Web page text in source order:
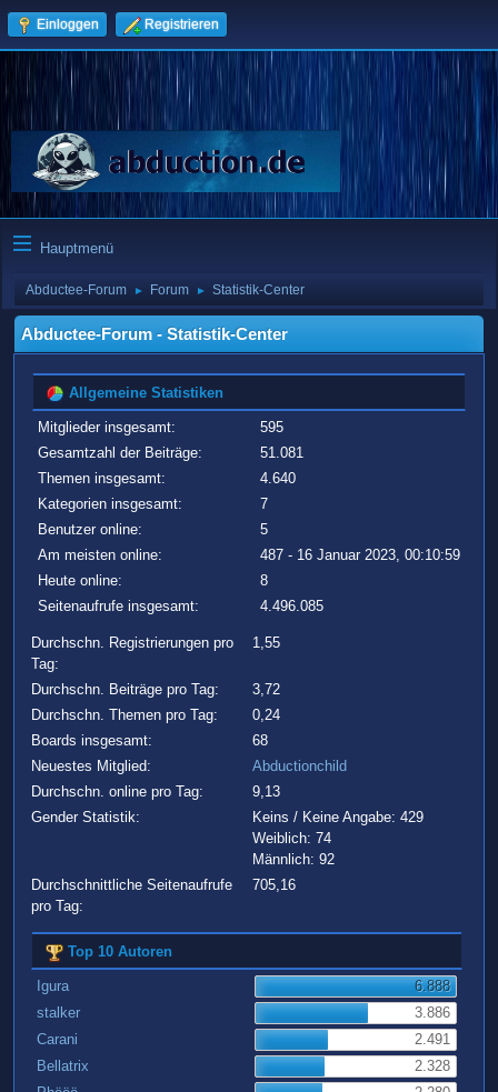
Einloggen Registrieren
Hauptmenü
Abductee-Forum ► Forum ► Statistik-Center
Abductee-Forum - Statistik-Center
Allgemeine Statistiken
Mitglieder insgesamt:
595
Gesamtzahl der Beiträge:
51.081
Themen insgesamt:
4.640
Kategorien insgesamt:
7
Benutzer online:
5
Am meisten online:
487 - 16 Januar 2023, 00:10:59
Heute online:
8
Seitenaufrufe insgesamt:
4.496.085
Durchschn. Registrierungen pro
Tag:
1,55
Durchschn. Beiträge pro Tag:
3,72
Durchschn. Themen pro Tag:
0,24
Boards insgesamt:
68
Neuestes Mitglied:
Abductionchild
Durchschn. online pro Tag:
9,13
Gender Statistik:
Keins / Keine Angabe: 429
Weiblich: 74
Männlich: 92
Durchschnittliche Seitenaufrufe
pro Tag:
705,16
Top 10 Autoren
Igura
6.888
stalker
3.886
Carani
2.491
Bellatrix
2.328